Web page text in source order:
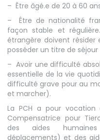
– Être âgé.e de 20 à 60
– Être de nationalité
façon stable et
étrangère doivent
posséder un titre de
– Avoir une difficulté
essentielle de la vie
difficulté grave pour au
et marcher).
La PCH a pour vocation
Compensatrice pour
des aides
déplacements) et des